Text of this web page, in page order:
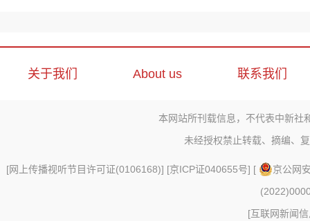
关于我们 About us 联系我们
本网站所刊载信息，不代表中新社
未经授权禁止转载、摘编、
[网上传播视听节目许可证(0106168)] [京ICP证040655号] [
京公网
[互联网新闻